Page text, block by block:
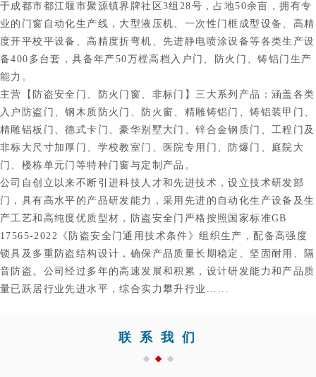
于成都市都江堰市聚源镇界牌社区3组28号，占地50余亩，拥有专
业的门窗自动化生产线，大型液压机、一次性门框成型设备、高精
度开平校平设备、高精度折弯机、先进静电喷涂设备等各类生产设
备400多台套，具备年产50万樘高档入户门、防火门、铸铝门生产
能力。
主营【防盗安全门、防火门窗、非标门】三大系列产品：涵盖各类
入户防盗门、钢木质防火门、防火窗、精雕铸铝门、铸铝装甲门、
精雕铝板门、德式卡门、豪华别墅大门、锌合金钢质门、工程门及
非标大尺寸加厚门、学校教室门、医院专用门、防爆门、庭院大
门、楼栋单元门等特种门窗与定制产品。
公司自创立以来不断引进科技人才和先进技术，设立技术研发部
门，具有高水平的产品研发能力，采用先进的自动化生产设备及生
产工艺和高纯度优质型材，防盗安全门严格按照国家标准GB
17565-2022《防盗安全门通用技术条件》组织生产，配备高强度
锁具及多重防盗结构设计，确保产品质量长期稳定、坚固耐用、隔
音防盗。公司经过多年的高速发展和积累，设计研发能力和产品质
量已跃居行业先进水平，综合实力攀升行业......
联系我们